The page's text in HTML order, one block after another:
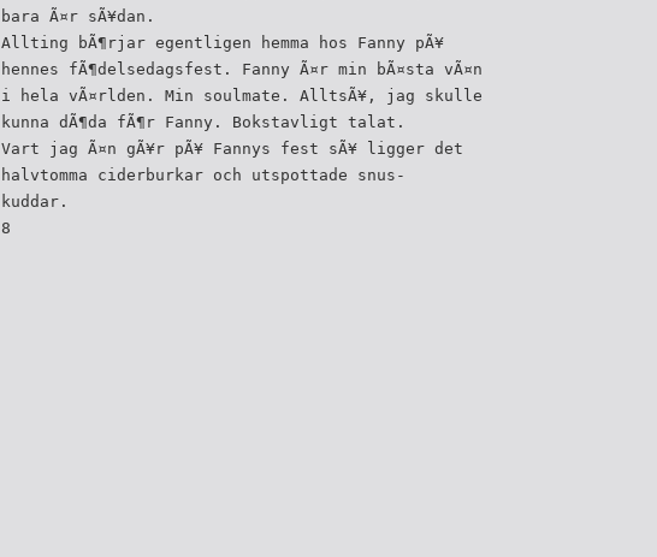
bara Ã¤r sÃ¥dan.
Allting bÃ¶rjar egentligen hemma hos Fanny pÃ¥
hennes fÃ¶delsedagsfest. Fanny Ã¤r min bÃ¤sta vÃ¤n
i hela vÃ¤rlden. Min soulmate. AlltsÃ¥, jag skulle
kunna dÃ¶da fÃ¶r Fanny. Bokstavligt talat.
Vart jag Ã¤n gÃ¥r pÃ¥ Fannys fest sÃ¥ ligger det
halvtomma ciderburkar och utspottade snus-
kuddar.
8